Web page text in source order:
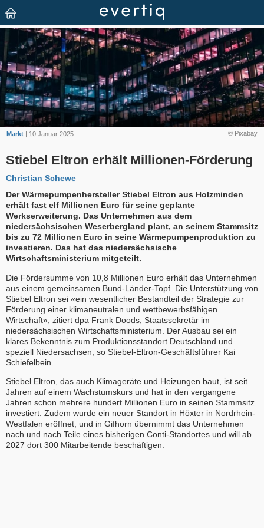
© Pixabay
Markt | 10 Januar 2025
Stiebel Eltron erhält Millionen-Förderung
Christian Schewe
Der Wärmepumpenhersteller Stiebel Eltron aus Holzminden
erhält fast elf Millionen Euro für seine geplante
Werkserweiterung. Das Unternehmen aus dem
niedersächsischen Weserbergland plant, an seinem Stammsitz
bis zu 72 Millionen Euro in seine Wärmepumpenproduktion zu
investieren. Das hat das niedersächsische
Wirtschaftsministerium mitgeteilt.
Die Fördersumme von 10,8 Millionen Euro erhält das Unternehmen
aus einem gemeinsamen Bund-Länder-Topf. Die Unterstützung von
Stiebel Eltron sei «ein wesentlicher Bestandteil der Strategie zur
Förderung einer klimaneutralen und wettbewerbsfähigen
Wirtschaft», zitiert dpa Frank Doods, Staatssekretär im
niedersächsischen Wirtschaftsministerium. Der Ausbau sei ein
klares Bekenntnis zum Produktionsstandort Deutschland und
speziell Niedersachsen, so Stiebel-Eltron-Geschäftsführer Kai
Schiefelbein.
Stiebel Eltron, das auch Klimageräte und Heizungen baut, ist seit
Jahren auf einem Wachstumskurs und hat in den vergangene
Jahren schon mehrere hundert Millionen Euro in seinen Stammsitz
investiert. Zudem wurde ein neuer Standort in Höxter in Nordrhein-
Westfalen eröffnet, und in Gifhorn übernimmt das Unternehmen
nach und nach Teile eines bisherigen Conti-Standortes und will ab
2027 dort 300 Mitarbeitende beschäftigen.